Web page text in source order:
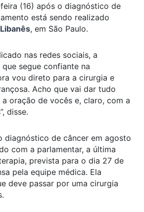
(16) após o diagnóstico de
está sendo realizado
, em São Paulo.
nas redes sociais, a
segue confiante na
vou direto para a cirurgia e
Acho que vai dar tudo
oração de vocês e, claro, com a
disse.
diagnóstico de câncer em agosto
com a parlamentar, a última
prevista para o dia 27 de
pela equipe médica. Ela
deve passar por uma cirurgia